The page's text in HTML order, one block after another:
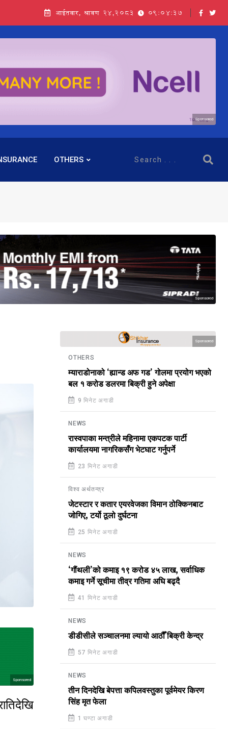
आईतवार, श्रावण २४,२०८३ 09:04:38
Sponsored
OTHERS
Sponsored
Sponsored
Sponsored
OTHERS
म्याराडोनाको ‘ह्यान्ड अफ गड’ गोलमा प्रयोग भएको
बल १ करोड डलरमा बिक्री हुने अपेक्षा
9 मिनेट अगाडी
NEWS
रास्वपाका मन्त्रीले महिनामा एकपटक पार्टी
कार्यालयमा नागरिकसँग भेटघाट गर्नुपर्ने
23 मिनेट अगाडी
विश्व अर्थतन्त्र
जेटस्टार र कतार एयरवेजका विमान ठोक्किनबाट
जोगिए, टर्यो ठूलो दुर्घटना
25 मिनेट अगाडी
NEWS
‘गौंथली’को कमाइ १९ करोड ४५ लाख, सर्वाधिक
कमाइ गर्ने सूचीमा तीव्र गतिमा अघि बढ्दै
41 मिनेट अगाडी
NEWS
डीडीसीले सञ्चालनमा ल्यायो आठौँ बिक्री केन्द्र
57 मिनेट अगाडी
NEWS
तीन दिनदेखि बेपत्ता कपिलवस्तुका पूर्वमेयर किरण
सिंह मृत फेला
1 घण्टा अगाडी